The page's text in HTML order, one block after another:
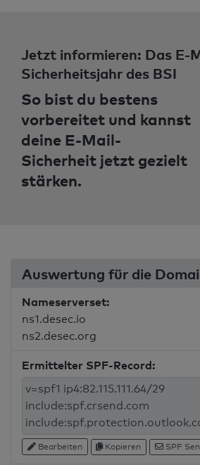
Jetzt informieren: Das E-
Sicherheitsjahr des BSI
So bist du bestens
vorbereitet und kannst
deine E-Mail-
Sicherheit jetzt gezielt
stärken.
Auswertung für die
Nameserverset:
ns1.desec.io
ns2.desec.org
Ermittelter SPF-Record:
Bearbeiten Kopieren SPF